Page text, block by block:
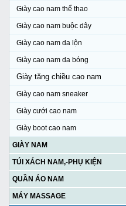
Giày cao nam thể thao
Giày cao nam buộc dây
Giày cao nam da lộn
Giày cao nam da bóng
Giày tăng chiều cao nam
Giày cao nam sneaker
Giày cưới cao nam
Giày boot cao nam
GIÀY NAM
TÚI XÁCH NAM,-PHỤ KIỆN
QUẦN ÁO NAM
MÁY MASSAGE